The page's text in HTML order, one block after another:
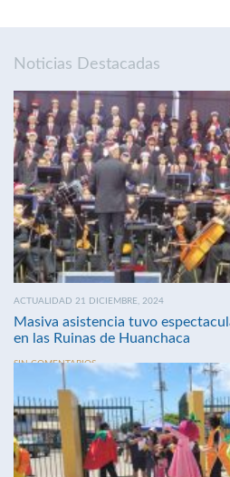
Noticias Destacadas
ACTUALIDAD 21 DICIEMBRE, 2024
Masiva asistencia tuvo
en las Ruinas de Huanchaca
SIN COMENTARIOS